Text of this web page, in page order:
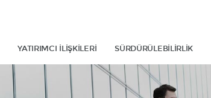
YATIRIMCI İLİŞKİLERİ SÜRDÜRÜLEBİLİRLİK